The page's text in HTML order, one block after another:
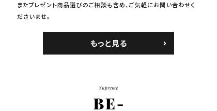
またプレゼント商品選びのご相談も含め、ご気軽にお問い合わせく
ださいませ。
もっと見る